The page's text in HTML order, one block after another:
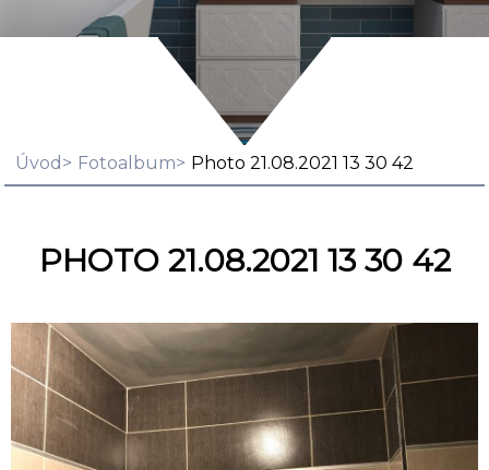
Úvod Fotoalbum Photo 21.08.2021 13 30 42
PHOTO 21.08.2021 13 30 42